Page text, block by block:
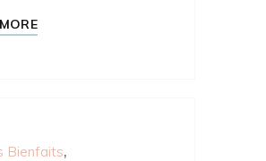
Bienfaits